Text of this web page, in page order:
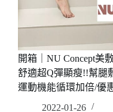
製
所/
惠
折
扣
碼
包
好
顯
瘦
提
臀!
開箱｜NU Concept美
舒適超Q彈顯瘦!!幫腿
運動機能循環加倍/優
2022-01-26